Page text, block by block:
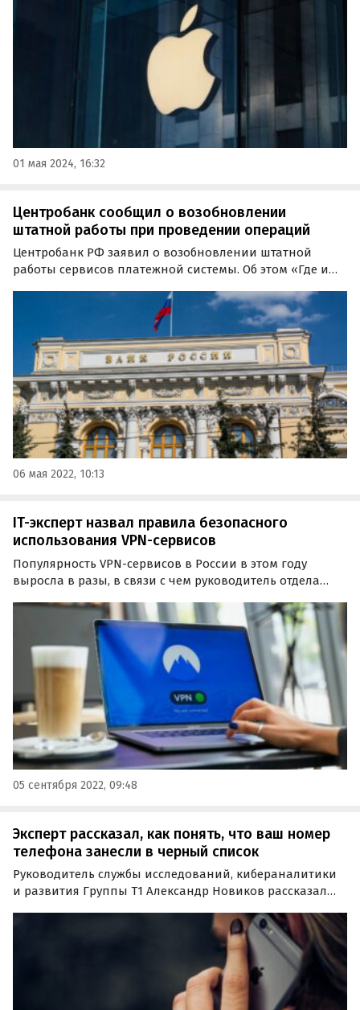
которая по большей части состоит из бывших…
01 мая 2024, 16:32
Центробанк сообщил о возобновлении
штатной работы при проведении операций
Центробанк РФ заявил о возобновлении штатной
работы сервисов платежной системы. Об этом «Где и
«С 09:38 мск все сервисы платежной системы Банка
России, а также Система передачи финансовых…
06 мая 2022, 10:13
IT-эксперт назвал правила безопасного
использования VPN-сервисов
Популярность VPN-сервисов в России в этом году
выросла в разы, в связи с чем руководитель отдела
Безопасности» Павел Коростелев в разговоре с
«Лентой.ру» рассказал россиянам о правилах
безопасного использования…
05 сентября 2022, 09:48
Эксперт рассказал, как понять, что ваш номер
телефона занесли в черный список
Руководитель службы исследований, кибераналитики
и развития Группы Т1 Александр Новиков рассказал
телефона внесли в черный список. К примеру, на это
могут указывать странные гудки при попытке